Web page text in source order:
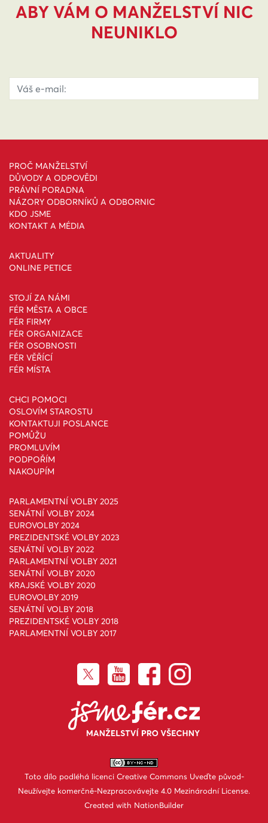
ABY VÁM O MANŽELSTVÍ NIC
NEUNIKLO
PROČ MANŽELSTVÍ
DŮVODY A ODPOVĚDI
PRÁVNÍ PORADNA
NÁZORY ODBORNÍKŮ A ODBORNIC
KDO JSME
KONTAKT A MÉDIA
AKTUALITY
ONLINE PETICE
STOJÍ ZA NÁMI
FÉR MĚSTA A OBCE
FÉR FIRMY
FÉR ORGANIZACE
FÉR OSOBNOSTI
FÉR VĚŘÍCÍ
FÉR MÍSTA
CHCI POMOCI
OSLOVÍM STAROSTU
KONTAKTUJI POSLANCE
POMŮŽU
PROMLUVÍM
PODPOŘÍM
NAKOUPÍM
PARLAMENTNÍ VOLBY 2025
SENÁTNÍ VOLBY 2024
EUROVOLBY 2024
PREZIDENTSKÉ VOLBY 2023
SENÁTNÍ VOLBY 2022
PARLAMENTNÍ VOLBY 2021
SENÁTNÍ VOLBY 2020
KRAJSKÉ VOLBY 2020
EUROVOLBY 2019
SENÁTNÍ VOLBY 2018
PREZIDENTSKÉ VOLBY 2018
PARLAMENTNÍ VOLBY 2017
Toto dílo podléhá licenci Creative Commons Uveďte původ-
Neužívejte komerčně-Nezpracovávejte 4.0 Mezinárodní License.
Created with NationBuilder